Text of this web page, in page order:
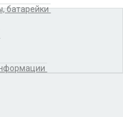
информации
батарейки